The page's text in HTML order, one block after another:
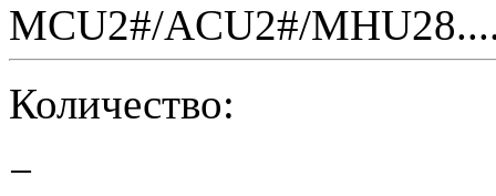
MCU2#/ACU2#/
Количество:
−